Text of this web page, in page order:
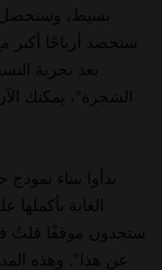
بسيط، وستحصل
ستحصد أرباحًا أكبر
بعد تجربة
الشجرة"، يمكنك
بدأوا ببناء
الغابة
ستجدون موقفًا قلتُ
عن هذا". وهذه